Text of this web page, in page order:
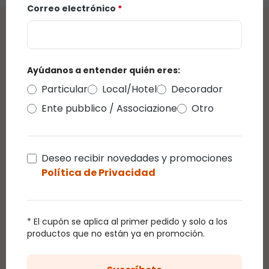
Correo electrónico *
Ayúdanos a entender quién eres:
Particular Local/Hotel
Decorador
Ente pubblico / Associazione
Otro
Deseo recibir novedades y promociones
Política de Privacidad
* El cupón se aplica al primer pedido y solo a los
productos que no están ya en promoción.
Reseñas
Calificación promedio de 0 de 5 estrellas
reseñas
reseña pinchando en el enlace que te llegará por